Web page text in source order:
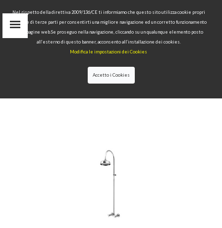
COLLECTIONS>RETRÒ>VISIBLE SHOWER
GROUP WITH SHOWER HEAD Ø20.
Nel rispetto della direttiva 2009/136/CE ti informiamo che questo sito utilizza cookie propri
tecnici e di terze parti per consentirti una migliore navigazione ed un corretto funzionamento
delle pagine web.Se proseguo nella navigazione, cliccando su un qualunque elemento posto
all’esterno di questo banner, acconsento all’installazione dei cookies.
Modifica le impostazioni dei Cookies
Accetto i Cookies